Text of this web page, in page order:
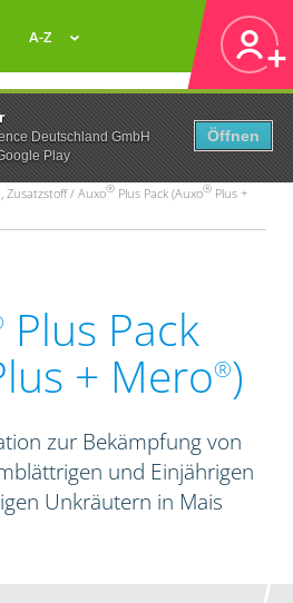
Deutschland GmbH
Play
Öffnen
A-Z
Zusatzstoff / Auxo® Plus Pack (Auxo® Plus +
Plus Pack
+ Mero®)
zur Bekämpfung von
und Einjährigen
Unkräutern in Mais